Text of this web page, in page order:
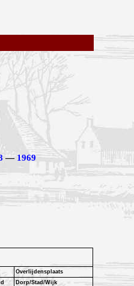
— 1969
Overlijdensplaats
Dorp/Stad/Wijk